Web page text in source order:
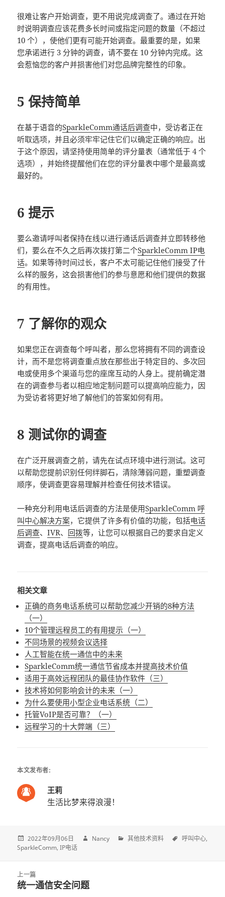
很难让客户开始调查，更不用说完成调查了。通过在开始
时说明调查应该花费多长时间或指定问题的数量（不超过
10 个），使他们更有可能开始调查。最重要的是，如果
您承诺进行 3 分钟的调查，请不要在 10 分钟内完成。这
会惹恼您的客户并损害他们对您品牌完整性的印象。
5 保持简单
在基于语音的SparkleComm通话后调查中，受访者正在
听取选项，并且必须牢牢记住它们以确定正确的响应。出
于这个原因，请坚持使用简单的评分量表（通常低于 4 个
选项），并始终提醒他们在您的评分量表中哪个是最高或
最好的。
6 提示
要么邀请呼叫者保持在线以进行通话后调查并立即转移他
们，要么在不久之后再次拨打第二个SparkleComm IP电
话。如果等待时间过长，客户不太可能记住他们接受了什
么样的服务，这会损害他们的参与意愿和他们提供的数据
的有用性。
7 了解你的观众
如果您正在调查每个呼叫者，那么您将拥有不同的调查设
计，而不是您将调查重点放在那些出于特定目的、多次回
电或使用多个渠道与您的座席互动的人身上。提前确定潜
在的调查参与者以相应地定制问题可以提高响应能力，因
为受访者将更好地了解他们的答案如何有用。
8 测试你的调查
在广泛开展调查之前，请先在试点环境中进行测试。这可
以帮助您提前识别任何绊脚石，清除薄弱问题，重塑调查
顺序，使调查更容易理解并检查任何技术错误。
一种充分利用电话后调查的方法是使用SparkleComm 呼
叫中心解决方案，它提供了许多有价值的功能，包括电话
后调查、IVR、 回拨等，让您可以根据自己的要求自定义
调查，提高电话后调查的响应。
相关文章
正确的商务电话系统可以帮助您减少开销的8种方法
（一）
10个管理远程员工的有用提示（一）
不同场景的视频会议选择
人工智能在统一通信中的未来
SparkleComm统一通信节省成本并提高技术价值
适用于高效远程团队的最佳协作软件（三）
技术将如何影响会计的未来（一）
为什么要使用小型企业电话系统（二）
托管VoIP是否可靠？（一）
远程学习的十大弊端（三）
本文发布者:
王莉
生活比梦来得浪漫！
2022年09月06日 Nancy 其他技术资料
呼叫中心
SparkleComm IP电话
navigation
上一篇
上
统一通信安全问题